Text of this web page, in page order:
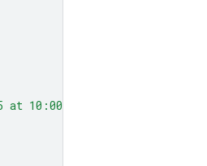
10:00 AM about Q3 planning."